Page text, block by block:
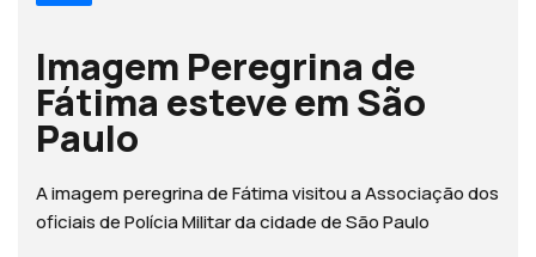
Imagem Peregrina de
Fátima esteve em São
Paulo
A imagem peregrina de Fátima visitou a Associação dos
oficiais de Polícia Militar da cidade de São Paulo